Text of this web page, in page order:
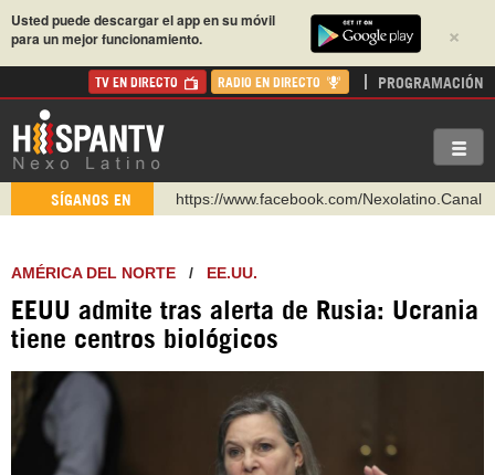
×
Usted puede descargar el app en su móvil
para un mejor funcionamiento.
TV EN DIRECTO RADIO EN DIRECTO PROGRAMACIÓN
SÍGANOS EN
https://www.facebook.com/Nexolatino.Canal
http://twitter.com/nexo_latino
https://t.me/hispantvcanal
https://urmedium.com/c/hispantv
Instagram como: hispan_tv
AMÉRICA DEL NORTE / EE.UU.
EEUU admite tras alerta de Rusia: Ucrania
tiene centros biológicos